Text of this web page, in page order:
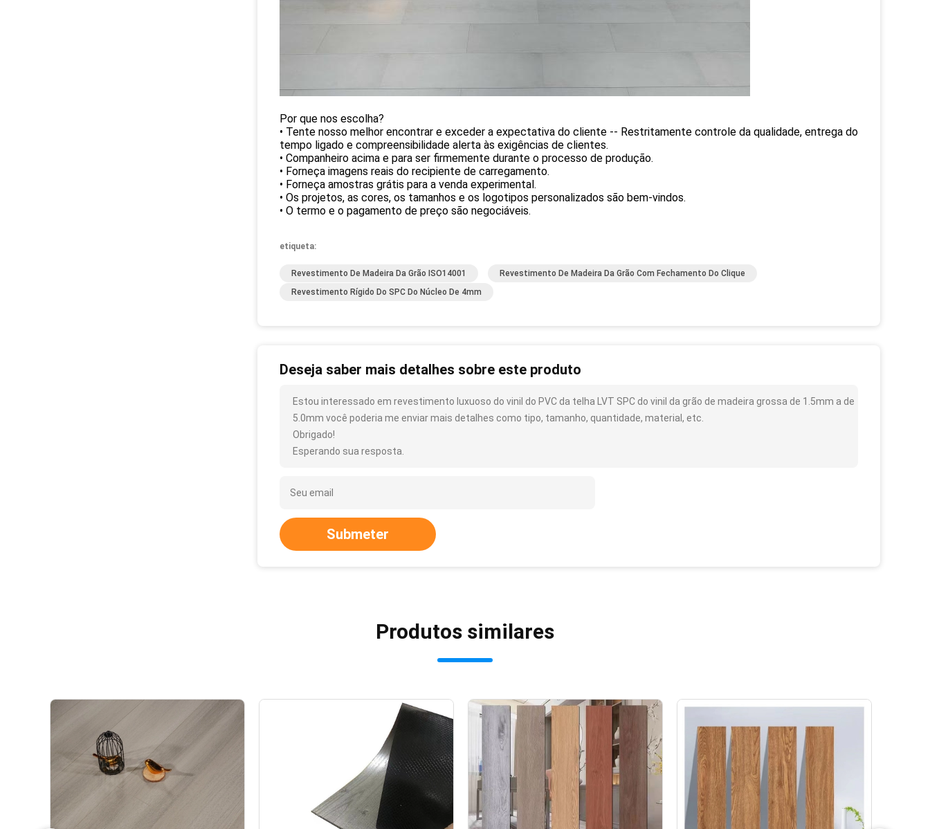
Por que nos escolha?
• Tente nosso melhor encontrar e exceder a expectativa do cliente -- Restritamente controle da qualidade, entrega do
tempo ligado e compreensibilidade alerta às exigências de clientes.
• Companheiro acima e para ser firmemente durante o processo de produção.
• Forneça imagens reais do recipiente de carregamento.
• Forneça amostras grátis para a venda experimental.
• Os projetos, as cores, os tamanhos e os logotipos personalizados são bem-vindos.
• O termo e o pagamento de preço são negociáveis.
etiqueta:
Revestimento De Madeira Da Grão ISO14001
Revestimento De Madeira Da Grão Com Fechamento Do Clique
Revestimento Rígido Do SPC Do Núcleo De 4mm
Deseja saber mais detalhes sobre este produto
Estou interessado em revestimento luxuoso do vinil do PVC da telha LVT SPC do vinil da grão de madeira grossa de 1.5mm a de
5.0mm você poderia me enviar mais detalhes como tipo, tamanho, quantidade, material, etc.
Obrigado!
Esperando sua resposta.
Submeter
Produtos similares